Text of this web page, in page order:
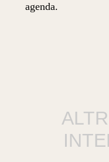
agenda.